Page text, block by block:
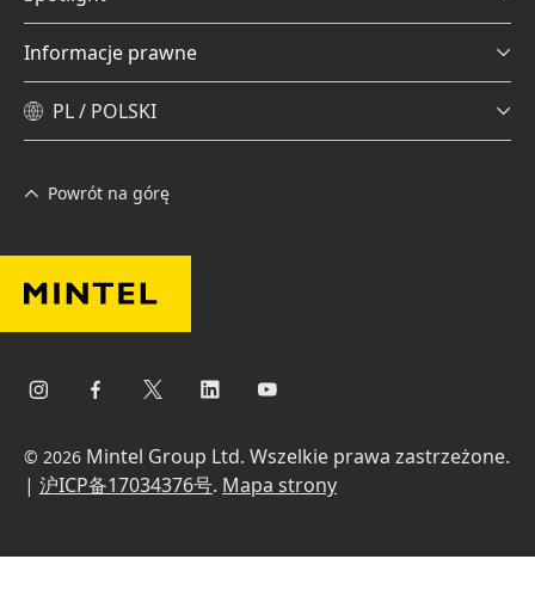
Informacje prawne
PL / POLSKI
Powrót na górę
© 2026 Mintel Group Ltd. Wszelkie prawa zastrzeżone.
| 沪ICP备17034376号. Mapa strony